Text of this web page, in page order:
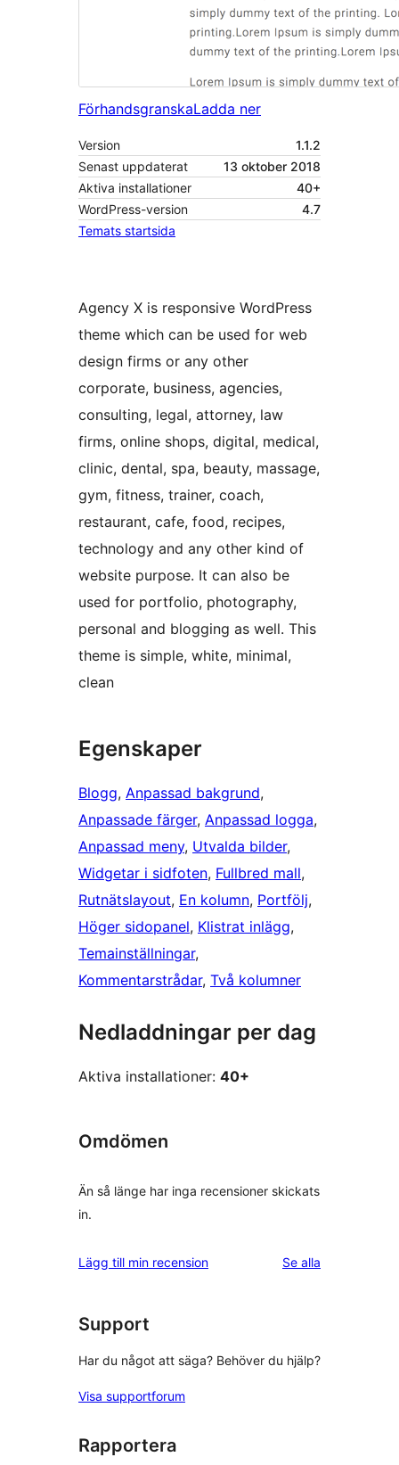
FörhandsgranskaLadda ner
Version
1.1.2
Senast uppdaterat
13 oktober 2018
Aktiva installationer
40+
WordPress-version
4.7
Temats startsida
Agency X is responsive WordPress
theme which can be used for web
design firms or any other
corporate, business, agencies,
consulting, legal, attorney, law
firms, online shops, digital, medical,
clinic, dental, spa, beauty, massage,
gym, fitness, trainer, coach,
restaurant, cafe, food, recipes,
technology and any other kind of
website purpose. It can also be
used for portfolio, photography,
personal and blogging as well. This
theme is simple, white, minimal,
clean
Egenskaper
Blogg, Anpassad bakgrund
Anpassade färger, Anpassad logga
Anpassad meny, Utvalda bilder
Widgetar i sidfoten, Fullbred mall
Rutnätslayout, En kolumn, Portfölj
Höger sidopanel, Klistrat inlägg
Temainställningar
Kommentarstrådar, Två kolumner
Nedladdningar per dag
Aktiva installationer: 40+
Omdömen
Än så länge har inga recensioner skickats
in.
Lägg till min recension Se alla
Support
Har du något att säga? Behöver du hjälp?
Visa supportforum
Rapportera